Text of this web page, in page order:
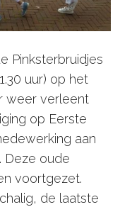
Pinksterbruidjes
uur) op het
weer verleent
op Eerste
aan
Deze oude
voortgezet.
de laatste